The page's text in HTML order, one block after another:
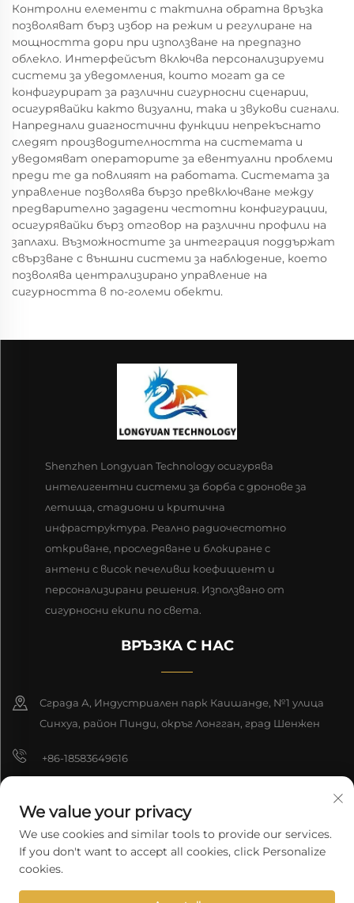
Контролни елементи с тактилна обратна връзка
позволяват бърз избор на режим и регулиране на
мощността дори при използване на предпазно
облекло. Интерфейсът включва персонализируеми
системи за уведомления, които могат да се
конфигурират за различни сигурносни сценарии,
осигурявайки както визуални, така и звукови сигнали.
Напреднали диагностични функции непрекъснато
следят производителността на системата и
уведомяват операторите за евентуални проблеми
преди те да повлияят на работата. Системата за
управление позволява бързо превключване между
предварително зададени честотни конфигурации,
осигурявайки бърз отговор на различни профили на
заплахи. Възможностите за интеграция поддържат
свързване с външни системи за наблюдение, което
позволява централизирано управление на
сигурността в по-големи обекти.
Shenzhen Longyuan Technology осигурява
интелигентни системи за борба с дронове за
летища, стадиони и критична
инфраструктура. Реално радиочестотно
откриване, проследяване и блокиране с
антени с висок печеливш коефициент и
персонализирани решения. Използвано от
сигурносни екипи по света.
ВРЪЗКА С НАС
Сграда А, Индустриален парк Каишанде, №1 улица
Синхуа, район Пинди, окръг Лонгган, град Шенжен
+86-18583649616
8618165761396
Авторско право © 2025 Шенжен Лонгюан Технолоджи Ко., ООД.
We value your privacy
We use cookies and similar tools to provide our services.
If you don't want to accept all cookies, click Personalize
cookies.